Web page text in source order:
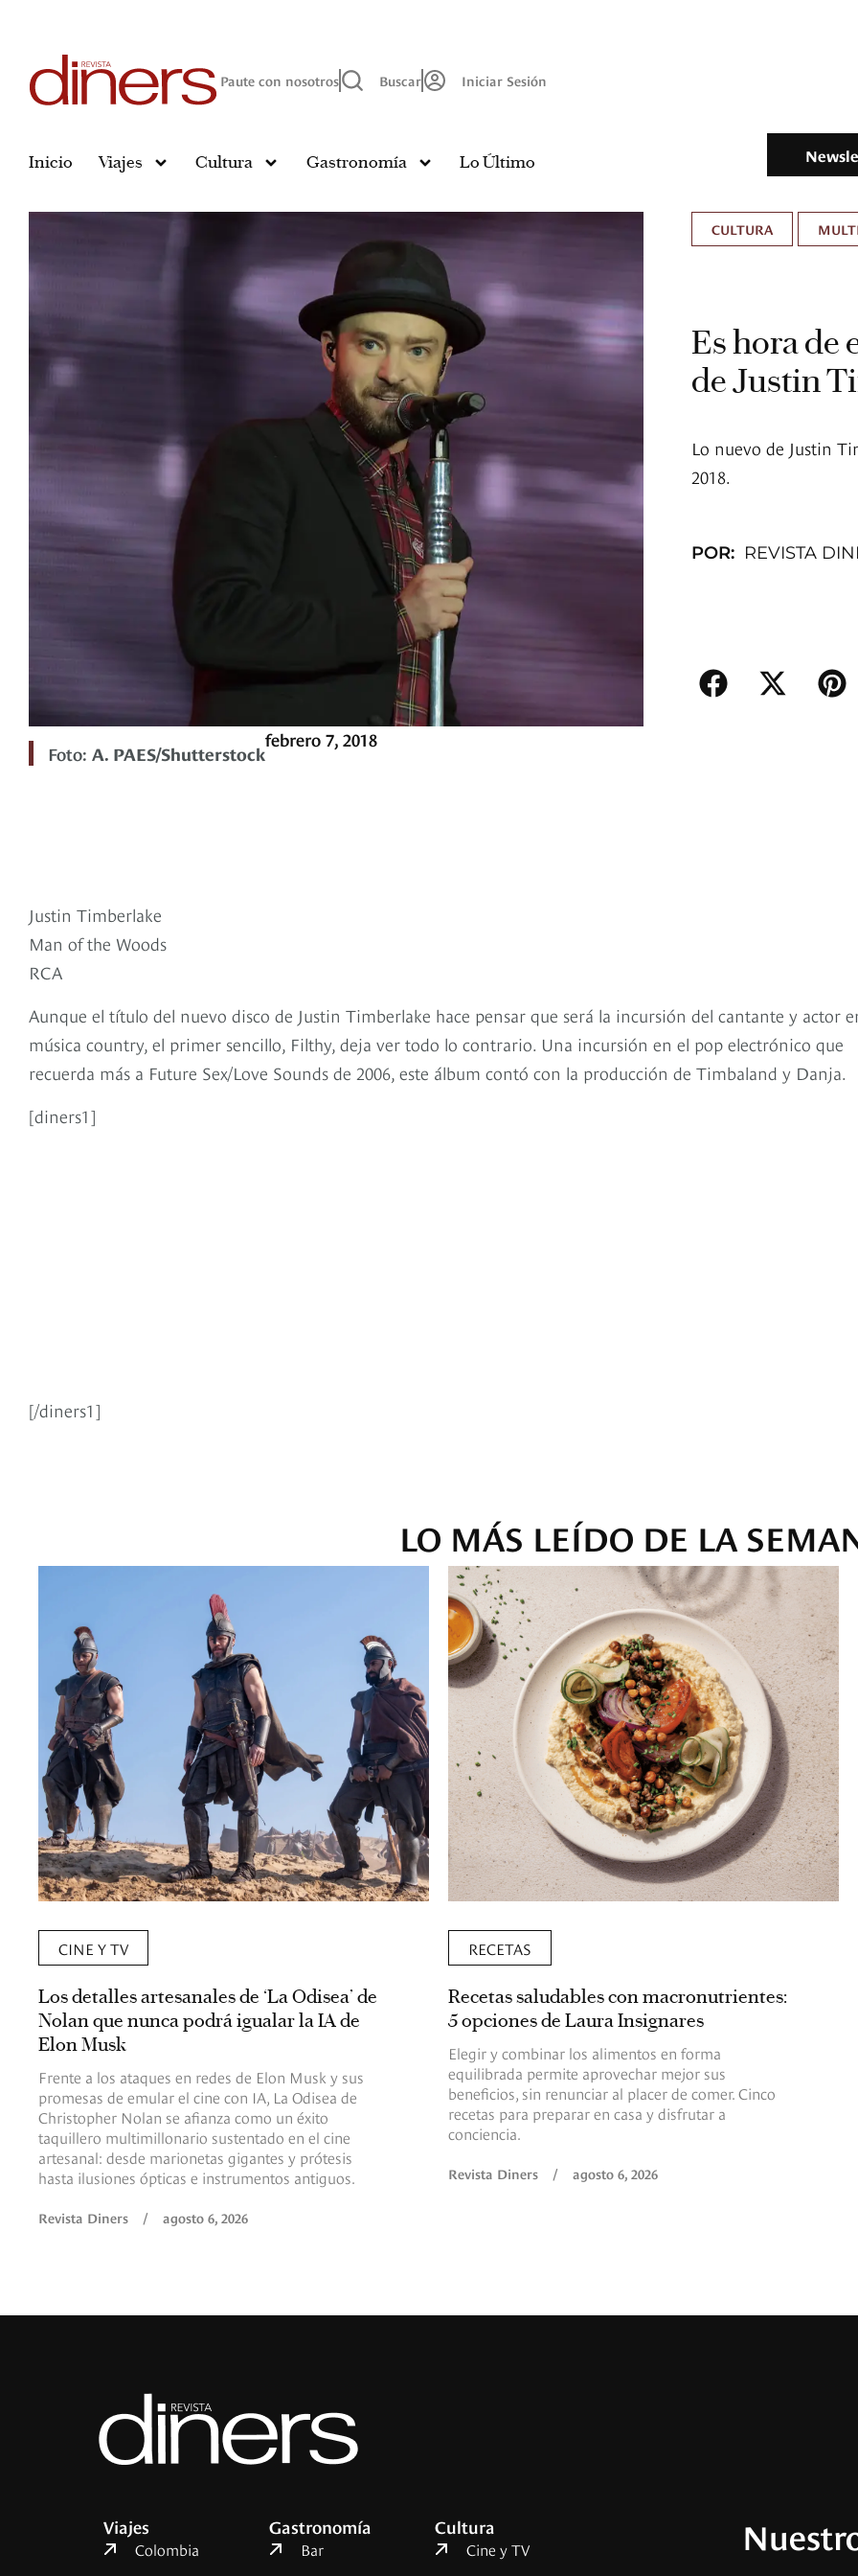
Paute con nosotros Buscar Iniciar Sesión
Inicio Viajes Cultura Gastronomía Lo Último
Foto: A. PAES/Shutterstock
febrero 7, 2018
CULTURA
Es hora de
de Justin
Lo nuevo de Justin
2018.
POR: REVISTA
Justin Timberlake
Man of the Woods
RCA
Aunque el título del nuevo disco de Justin Timberlake hace pensar que será la incursión del cantante y actor
música country, el primer sencillo, Filthy, deja ver todo lo contrario. Una incursión en el pop electrónico que
recuerda más a Future Sex/Love Sounds de 2006, este álbum contó con la producción de Timbaland y Danja.
[diners1]
[/diners1]
LO MÁS LEÍDO DE LA
CINE Y TV
Los detalles artesanales de ‘La Odisea’ de
Nolan que nunca podrá igualar la IA de
Elon Musk
Frente a los ataques en redes de Elon Musk y sus
promesas de emular el cine con IA, La Odisea de
Christopher Nolan se afianza como un éxito
taquillero multimillonario sustentado en el cine
artesanal: desde marionetas gigantes y prótesis
hasta ilusiones ópticas e instrumentos antiguos.
Revista Diners / agosto 6, 2026
RECETAS
Recetas saludables con macronutrientes:
5 opciones de Laura Insignares
Elegir y combinar los alimentos en forma
equilibrada permite aprovechar mejor sus
beneficios, sin renunciar al placer de comer. Cinco
recetas para preparar en casa y disfrutar a
conciencia.
Revista Diners / agosto 6, 2026
Viajes
Colombia
Gastronomía
Bar
Cultura
Cine y TV